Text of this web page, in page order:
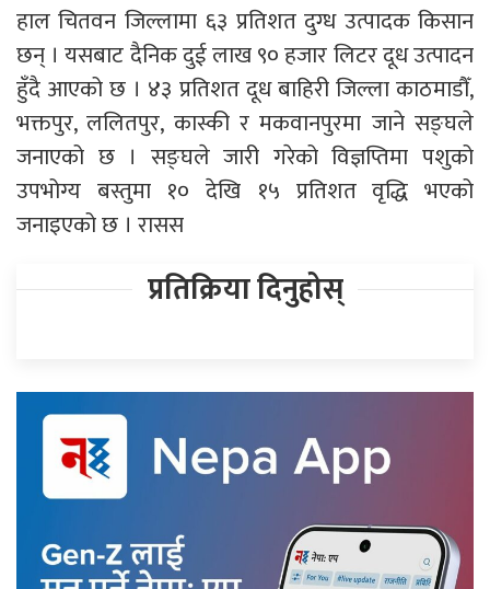
हाल चितवन जिल्लामा ६३ प्रतिशत दुग्ध उत्पादक किसान
छन् । यसबाट दैनिक दुई लाख ९० हजार लिटर दूध उत्पादन
हुँदै आएको छ । ४३ प्रतिशत दूध बाहिरी जिल्ला काठमाडौँ,
भक्तपुर, ललितपुर, कास्की र मकवानपुरमा जाने सङ्घले
जनाएको छ । सङ्घले जारी गरेको विज्ञप्तिमा पशुको
उपभोग्य बस्तुमा १० देखि १५ प्रतिशत वृद्धि भएको
जनाइएको छ । रासस
प्रतिक्रिया दिनुहोस्